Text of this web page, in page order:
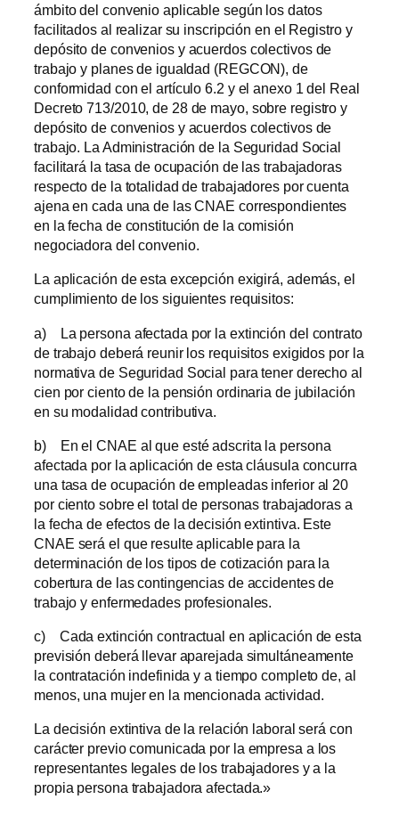
ámbito del convenio aplicable según los datos
facilitados al realizar su inscripción en el Registro y
depósito de convenios y acuerdos colectivos de
trabajo y planes de igualdad (REGCON), de
conformidad con el artículo 6.2 y el anexo 1 del Real
Decreto 713/2010, de 28 de mayo, sobre registro y
depósito de convenios y acuerdos colectivos de
trabajo. La Administración de la Seguridad Social
facilitará la tasa de ocupación de las trabajadoras
respecto de la totalidad de trabajadores por cuenta
ajena en cada una de las CNAE correspondientes
en la fecha de constitución de la comisión
negociadora del convenio.
La aplicación de esta excepción exigirá, además, el
cumplimiento de los siguientes requisitos:
a) La persona afectada por la extinción del contrato
de trabajo deberá reunir los requisitos exigidos por la
normativa de Seguridad Social para tener derecho al
cien por ciento de la pensión ordinaria de jubilación
en su modalidad contributiva.
b) En el CNAE al que esté adscrita la persona
afectada por la aplicación de esta cláusula concurra
una tasa de ocupación de empleadas inferior al 20
por ciento sobre el total de personas trabajadoras a
la fecha de efectos de la decisión extintiva. Este
CNAE será el que resulte aplicable para la
determinación de los tipos de cotización para la
cobertura de las contingencias de accidentes de
trabajo y enfermedades profesionales.
c) Cada extinción contractual en aplicación de esta
previsión deberá llevar aparejada simultáneamente
la contratación indefinida y a tiempo completo de, al
menos, una mujer en la mencionada actividad.
La decisión extintiva de la relación laboral será con
carácter previo comunicada por la empresa a los
representantes legales de los trabajadores y a la
propia persona trabajadora afectada.»